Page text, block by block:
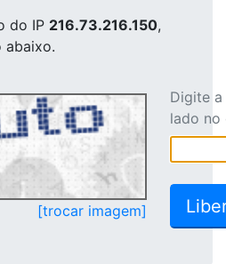
do IP 216.73.216.150,
abaixo.
[trocar imagem]
Digite
lado no